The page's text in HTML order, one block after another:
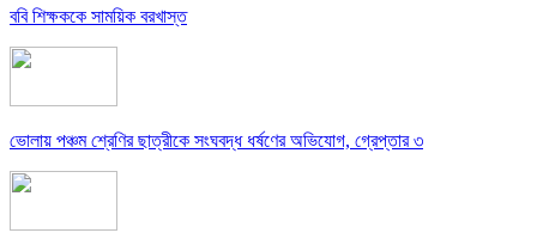
ববি শিক্ষককে সাময়িক বরখাস্ত
ভোলায় পঞ্চম শ্রেণির ছাত্রীকে সংঘবদ্ধ ধর্ষণের অভিযোগ, গ্রেপ্তার ৩